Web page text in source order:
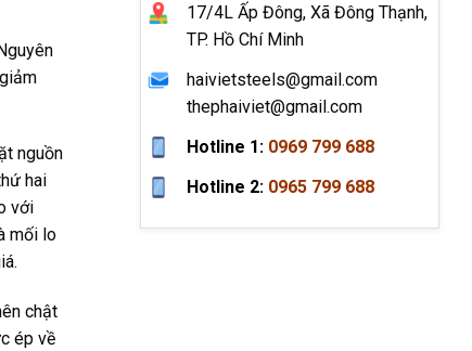
nguồn
hai
với
mối lo
chật
ép về
17/4L Ấp Đông, Xã Đông Thạnh,
TP. Hồ Chí Minh
haivietsteels@gmail.com
thephaiviet@gmail.com
Hotline 1:0969 799 688
Hotline 2: 0965 799 688